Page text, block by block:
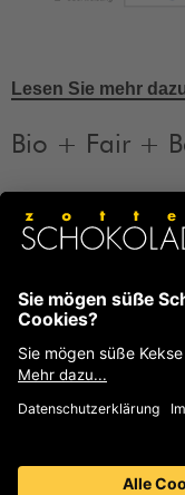
Lesen Sie mehr
Bio + Fair +
Informationen
FAQ
Häufige Fragen